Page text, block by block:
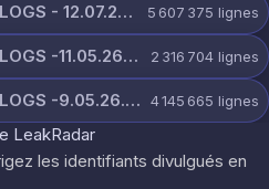
@HARMONYLOGS - FREE LOGS - 12.07.26.zip 5 607 375 lignes
@HARMONYLOGS - FREE LOGS -11.05.26.rar 2 316 704 lignes
@HARMONYLOGS - FREE LOGS -9.05.26.rar 4 145 665 lignes
les identifiants divulgués en